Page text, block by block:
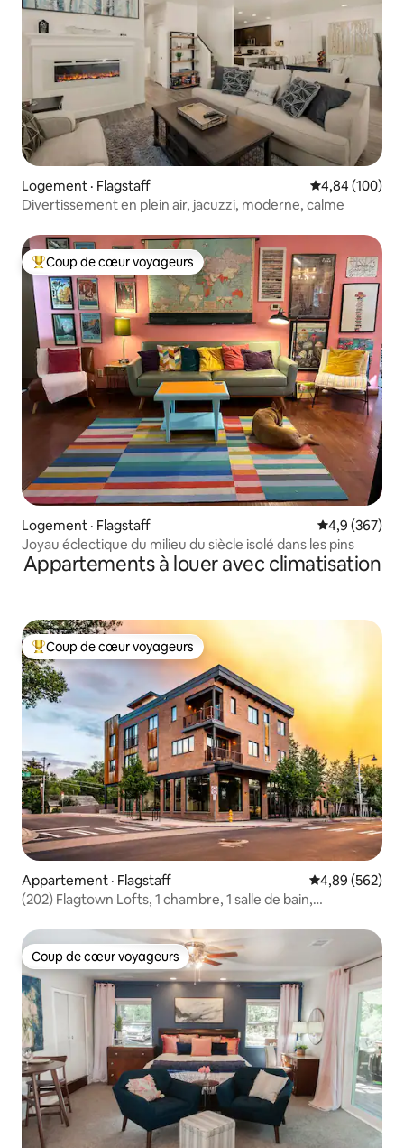
Logement · Flagstaff Note
4,84 (100)
Divertissement en plein air, jacuzzi, moderne, calme
Coup de cœur voyageurs parmi les plus aimés
Coup de cœur voyageurs
Logement · Flagstaff Note
4,9 (367)
Joyau éclectique du milieu du siècle isolé dans les pins
Appartements à louer avec climatisation
Coup de cœur voyageurs parmi les plus aimés
Coup de cœur voyageurs
Appartement · Flagstaff Note
4,89 (562)
(202) Flagtown Lofts, 1 chambre, 1 salle de bain,
Coup de cœur voyageurs
Coup de cœur voyageurs